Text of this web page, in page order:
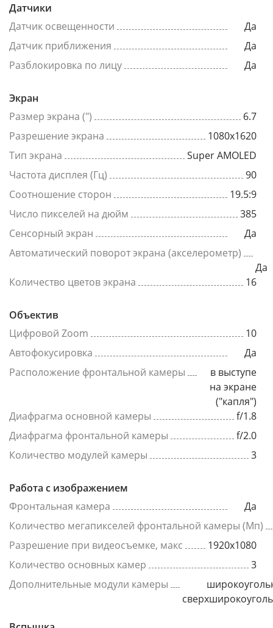
Датчики
Датчик освещенности
Да
Датчик приближения
Да
Разблокировка по лицу
Да
Экран
Размер экрана (")
6.7
Разрешение экрана
1080x1620
Тип экрана
Super AMOLED
Частота дисплея (Гц)
90
Соотношение сторон
19.5:9
Число пикселей на дюйм
385
Сенсорный экран
Да
Автоматический поворот экрана (акселерометр)
Да
Количество цветов экрана
16
Объектив
Цифровой Zoom
10
Автофокусировка
Да
Расположение фронтальной камеры
в выступе
на экране
("капля")
Диафрагма основной камеры
f/1.8
Диафрагма фронтальной камеры
f/2.0
Количество модулей камеры
3
Работа с изображением
Фронтальная камера
Да
Количество мегапикселей фронтальной камеры (Мп)
Разрешение при видеосъемке, макс
1920x1080
Количество основных камер
3
Дополнительные модули камеры